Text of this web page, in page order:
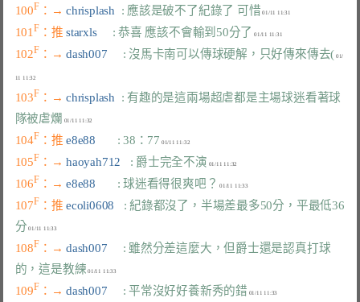
100F ：→ chrisplash : 應該是破不了紀錄了 可惜
101 F ：推 starxls : 恭喜 應該不會輸到50分了
102F ：→ dash007 : 沒馬卡南可以傳球硬解，只好傳來傳去( 01/
103F ：→ chrisplash : 有趣的是這兩場超虐都是主場球迷看著球
隊被虐爛
104F ：推 e8e88 : 38：77
105F ：→ haoyah712 : 爵士完全不演
106F ：→ e8e88 : 球迷看得很爽吧？ 01/11 11:33
107F ：推 ecoli0608 : 紀錄都沒了，半場差最多50分，平最低36
分
01/11 11:33
108F ：→ dash007 : 雖然分差這麼大，但爵士還是認真打球
的，這是教練
01/11 11:33
109F ：→ dash007 : 平常沒好好養新秀的錯